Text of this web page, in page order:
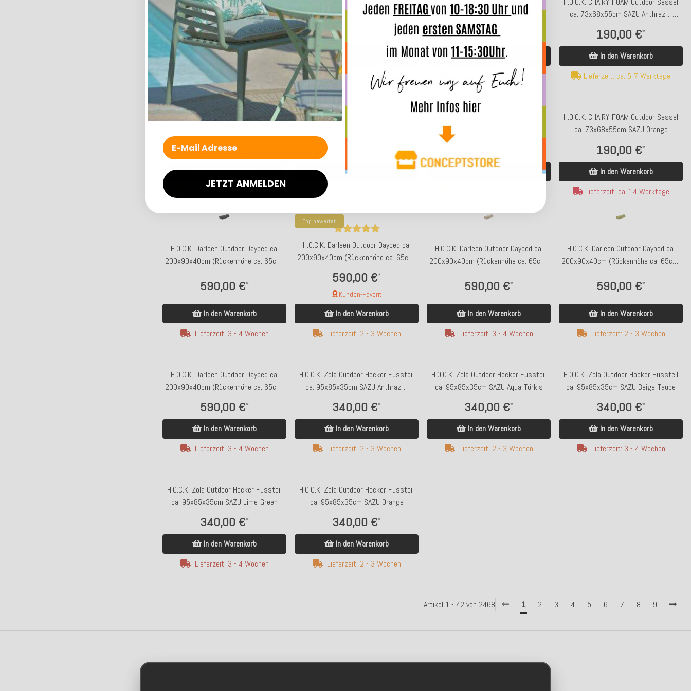
45x45x45cm orange Zickzack
98,00 €*
In den Warenkorb
Lieferzeit: ca. 14 Werktage
45x45x45cm schwarz Zickzack
98,00 €
In den Warenkorb
Lieferzeit: ca. 14 Werktage
45x45x45cm taupe Zickzack
98,00 €
In den Warenkorb
Lieferzeit: ca. 14 Werktage
ca. 73x68x55cm SAZU Anthrazit-
190,00 €*
In den Warenkorb
Lieferzeit: ca. 5-7 Werktage
H.O.C.K. CHAIRY-FOAM Outdoor Sessel
190,00 €
In den Warenkorb
H.O.C.K. CHAIRY-FOAM Outdoor Sessel
In den Warenkorb
Lieferzeit: ca. 5-7 Werktage
ca. 73x68x55cm SAZU Lime-Green
In den Warenkorb
H.O.C.K. CHAIRY-FOAM Outdoor Sessel
ca. 73x68x55cm SAZU Orange
190,00 €*
In den Warenkorb
Lieferzeit: ca. 14 Werktage
H.O.C.K. Darleen Outdoor Daybed ca.
200x90x40cm (Rückenhöhe ca. 65cm)
590,00 €*
In den Warenkorb
Lieferzeit: 3 - 4 Wochen
Top bewertet
H.O.C.K. Darleen Outdoor Daybed ca.
200x90x40cm (Rückenhöhe ca. 65cm)
590,00 €*
Kunden-Favorit
In den Warenkorb
Lieferzeit: 2 - 3 Wochen
H.O.C.K. Darleen Outdoor Daybed ca.
200x90x40cm (Rückenhöhe ca. 65cm)
590,00 €*
In den Warenkorb
Lieferzeit: 3 - 4 Wochen
H.O.C.K. Darleen Outdoor Daybed ca.
200x90x40cm (Rückenhöhe ca. 65cm)
590,00 €*
In den Warenkorb
Lieferzeit: 2 - 3 Wochen
H.O.C.K. Darleen Outdoor Daybed ca.
200x90x40cm (Rückenhöhe ca. 65cm)
590,00 €*
In den Warenkorb
Lieferzeit: 3 - 4 Wochen
H.O.C.K. Zola Outdoor Hocker Fussteil
ca. 95x85x35cm SAZU Anthrazit-
340,00 €*
In den Warenkorb
Lieferzeit: 2 - 3 Wochen
H.O.C.K. Zola Outdoor Hocker Fussteil
ca. 95x85x35cm SAZU Aqua-Türkis
340,00 €*
In den Warenkorb
Lieferzeit: 2 - 3 Wochen
H.O.C.K. Zola Outdoor Hocker Fussteil
ca. 95x85x35cm SAZU Beige-Taupe
340,00 €*
In den Warenkorb
Lieferzeit: 3 - 4 Wochen
H.O.C.K. Zola Outdoor Hocker Fussteil
ca. 95x85x35cm SAZU Lime-Green
340,00 €*
In den Warenkorb
Lieferzeit: 3 - 4 Wochen
H.O.C.K. Zola Outdoor Hocker Fussteil
ca. 95x85x35cm SAZU Orange
340,00 €*
In den Warenkorb
Lieferzeit: 2 - 3 Wochen
Artikel 1 - 42 von 2468 1 2 3 4 5 6 7 8 9
JETZT ANMELDEN